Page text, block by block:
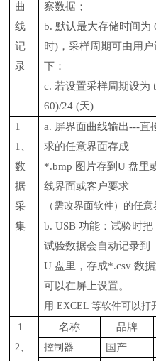
曲
线
记
录
察数据；
b. 默认最大存储时间为
时)，采样周期可由用
下：
c. 若设置采样周期设为
60)/24 (天)
1
1、
数
据
采
集
a. 屏界面曲线输出---直
求的任意界面存成
*.bmp 图片存到U 盘里
线界面或客户要求
（需改界面软件）的任意
b. USB 功能：试验时
试验数据会自动记录到
U 盘里，存成*.csv 数
可以在屏上设置。
用 EXCEL 等软件可以打
1
2、
名称 品牌
控制器 国产